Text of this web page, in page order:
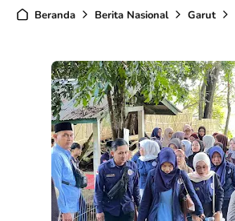
Beranda Berita Nasional Garut